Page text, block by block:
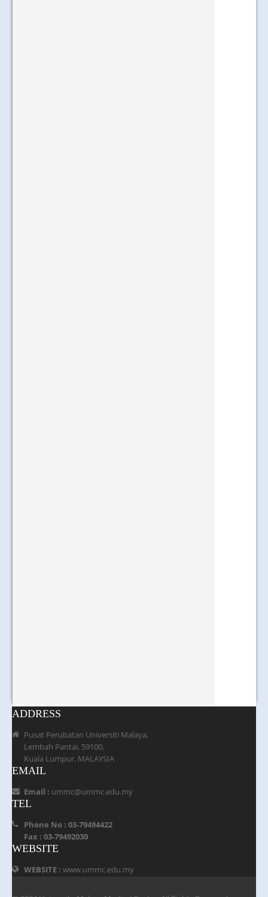
ADDRESS
Pusat Perubatan Universiti Malaya,
Lembah Pantai, 59100,
Kuala Lumpur, MALAYSIA
EMAIL
Email : ummc@ummc.edu.my
TEL
Phone No : 03-79494422
Fax : 03-79492030
WEBSITE
WEBSITE : www.ummc.edu.my